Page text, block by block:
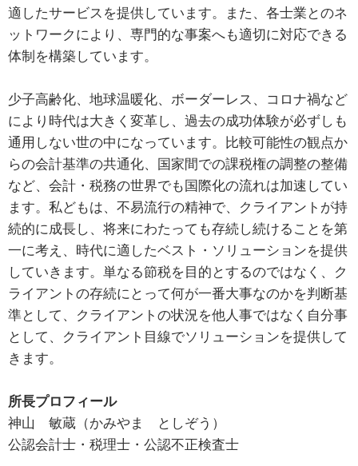
適したサービスを提供しています。また、各士業とのネ
ットワークにより、専門的な事案へも適切に対応できる
体制を構築しています。
少子高齢化、地球温暖化、ボーダーレス、コロナ禍など
により時代は大きく変革し、過去の成功体験が必ずしも
通用しない世の中になっています。比較可能性の観点か
らの会計基準の共通化、国家間での課税権の調整の整備
など、会計・税務の世界でも国際化の流れは加速してい
ます。私どもは、不易流行の精神で、クライアントが持
続的に成長し、将来にわたっても存続し続けることを第
一に考え、時代に適したベスト・ソリューションを提供
していきます。単なる節税を目的とするのではなく、ク
ライアントの存続にとって何が一番大事なのかを判断基
準として、クライアントの状況を他人事ではなく自分事
として、クライアント目線でソリューションを提供して
きます。
所長プロフィール
神山 敏蔵（かみやま としぞう）
公認会計士・税理士・公認不正検査士